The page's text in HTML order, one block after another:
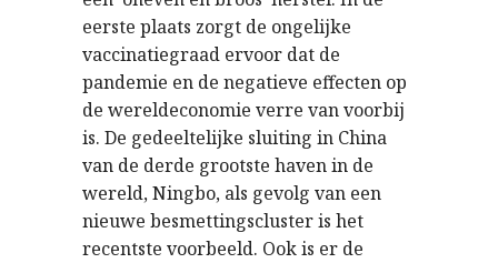
eerste plaats zorgt de ongelijke
vaccinatiegraad ervoor dat de
pandemie en de negatieve effecten op
de wereldeconomie verre van voorbij
is. De gedeeltelijke sluiting in China
van de derde grootste haven in de
wereld, Ningbo, als gevolg van een
nieuwe besmettingscluster is het
recentste voorbeeld. Ook is er de